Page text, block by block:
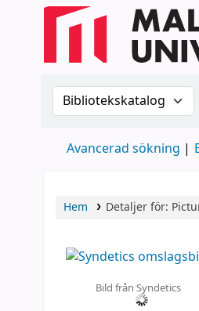
Sök i katalogen
Avancerad sökning
Hem Detaljer för:
Bild från Syndetics